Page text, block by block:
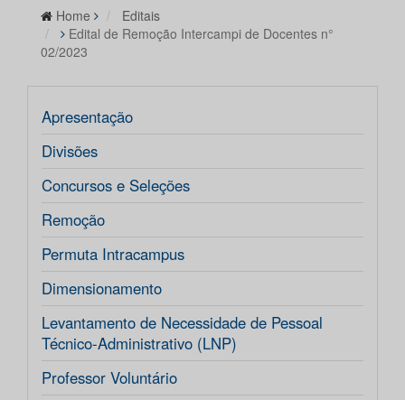
Home
Editais
Edital de Remoção Intercampi de Docentes n°
02/2023
Apresentação
Divisões
Concursos e Seleções
Remoção
Permuta Intracampus
Dimensionamento
Levantamento de Necessidade de Pessoal
Técnico-Administrativo (LNP)
Professor Voluntário